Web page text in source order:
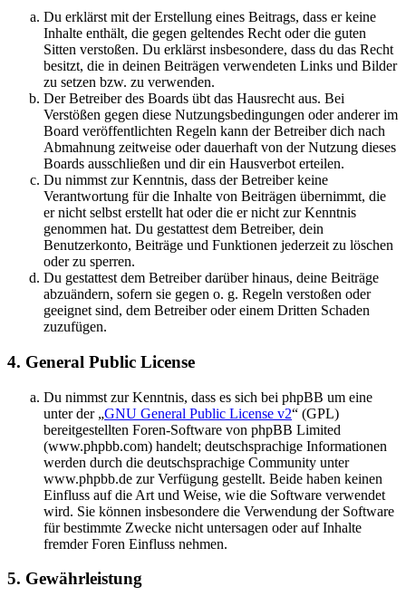
Du erklärst mit der Erstellung eines Beitrags, dass er keine
Inhalte enthält, die gegen geltendes Recht oder die guten
Sitten verstoßen. Du erklärst insbesondere, dass du das Recht
besitzt, die in deinen Beiträgen verwendeten Links und Bilder
zu setzen bzw. zu verwenden.
Der Betreiber des Boards übt das Hausrecht aus. Bei
Verstößen gegen diese Nutzungsbedingungen oder anderer im
Board veröffentlichten Regeln kann der Betreiber dich nach
Abmahnung zeitweise oder dauerhaft von der Nutzung dieses
Boards ausschließen und dir ein Hausverbot erteilen.
Du nimmst zur Kenntnis, dass der Betreiber keine
Verantwortung für die Inhalte von Beiträgen übernimmt, die
er nicht selbst erstellt hat oder die er nicht zur Kenntnis
genommen hat. Du gestattest dem Betreiber, dein
Benutzerkonto, Beiträge und Funktionen jederzeit zu löschen
oder zu sperren.
Du gestattest dem Betreiber darüber hinaus, deine Beiträge
abzuändern, sofern sie gegen o. g. Regeln verstoßen oder
geeignet sind, dem Betreiber oder einem Dritten Schaden
zuzufügen.
4. General Public License
Du nimmst zur Kenntnis, dass es sich bei phpBB um eine
unter der „GNU General Public License v2“ (GPL)
bereitgestellten Foren-Software von phpBB Limited
(www.phpbb.com) handelt; deutschsprachige Informationen
werden durch die deutschsprachige Community unter
www.phpbb.de zur Verfügung gestellt. Beide haben keinen
Einfluss auf die Art und Weise, wie die Software verwendet
wird. Sie können insbesondere die Verwendung der Software
für bestimmte Zwecke nicht untersagen oder auf Inhalte
fremder Foren Einfluss nehmen.
5. Gewährleistung